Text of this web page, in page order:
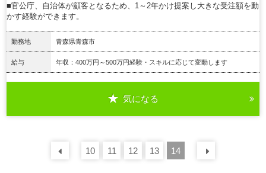
■官公庁、自治体が顧客となるため、1～2年かけ提案し大きな受注額を動
かす経験ができます。
勤務地 青森県青森市
給与 年収：400万円～500万円経験・スキルに応じて変動します
気になる
前の 30件
10 11 12 13 14